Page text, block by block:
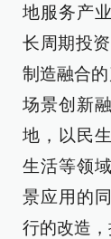
地服务产
长周期投
制造融合
场景创新
地，以民
生活等领
景应用的
行的改造，